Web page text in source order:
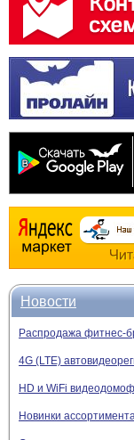
Новости
Распродажа фитнес-
4G (LTE)
HD и WiFi
Новинки